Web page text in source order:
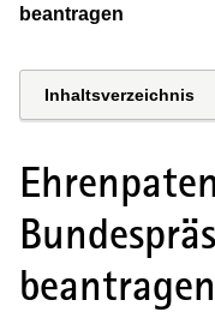
beantragen
Inhaltsverzeichnis
beantragen